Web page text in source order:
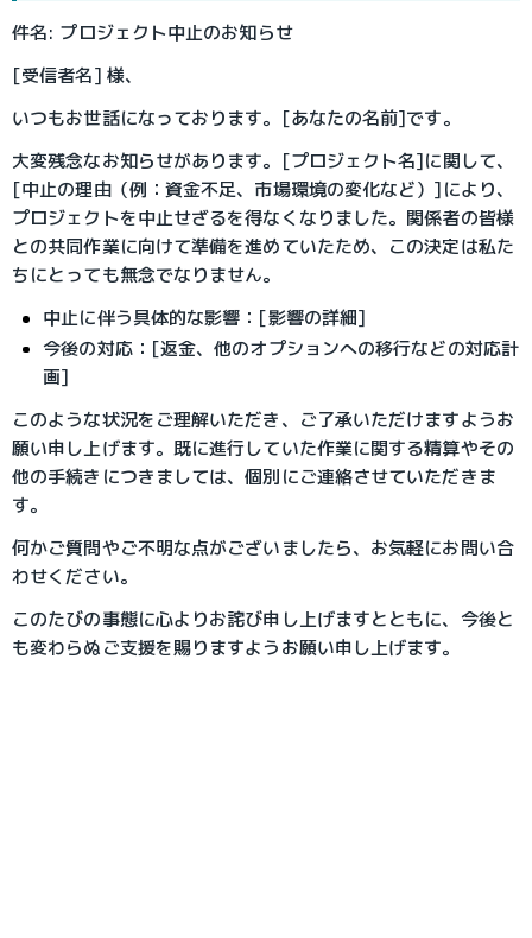
件名: プロジェクト中止のお知らせ
[受信者名] 様、
いつもお世話になっております。[あなたの名前]です。
大変残念なお知らせがあります。[プロジェクト名]に関して、
[中止の理由（例：資金不足、市場環境の変化など）]により、
プロジェクトを中止せざるを得なくなりました。関係者の皆様
との共同作業に向けて準備を進めていたため、この決定は私た
ちにとっても無念でなりません。
中止に伴う具体的な影響：[影響の詳細]
今後の対応：[返金、他のオプションへの移行などの対応計
画]
このような状況をご理解いただき、ご了承いただけますようお
願い申し上げます。既に進行していた作業に関する精算やその
他の手続きにつきましては、個別にご連絡させていただきま
す。
何かご質問やご不明な点がございましたら、お気軽にお問い合
わせください。
このたびの事態に心よりお詫び申し上げますとともに、今後と
も変わらぬご支援を賜りますようお願い申し上げます。